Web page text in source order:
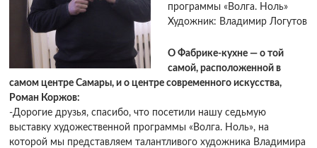
программы «Волга. Ноль»
Художник: Владимир Логутов
О Фабрике-кухне — о той
самой, расположенной в
самом центре Самары, и о центре современного искусства,
Роман Коржов:
-Дорогие друзья, спасибо, что посетили нашу седьмую
выставку художественной программы «Волга. Ноль», на
которой мы представляем талантливого художника Владимира